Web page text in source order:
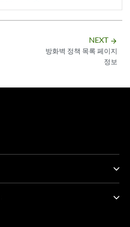
NEXT arrow_forward
방화벽 정책 목록 페이지
정보